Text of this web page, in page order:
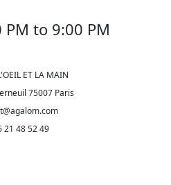
to 9:00 PM
ET LA MAIN
75007 Paris
21 48 52 49